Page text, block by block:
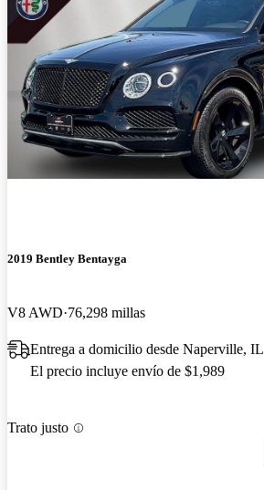
2019 Bentley Bentayga
V8 AWD 76,298 millas
Entrega a domicilio desde Naperville, IL
El precio incluye envío de $1,989
Trato justo